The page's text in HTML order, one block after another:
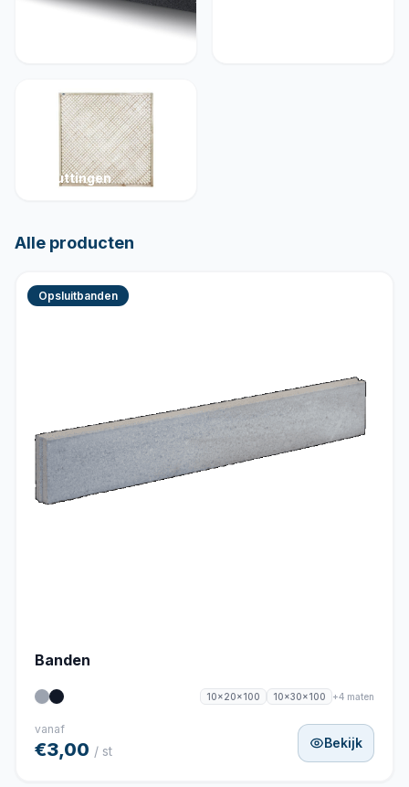
Schuttingen
Alle producten
Opsluitbanden
Banden
10x20x100 10x30x100 +4 maten
vanaf
€3,00 / st
Bekijk